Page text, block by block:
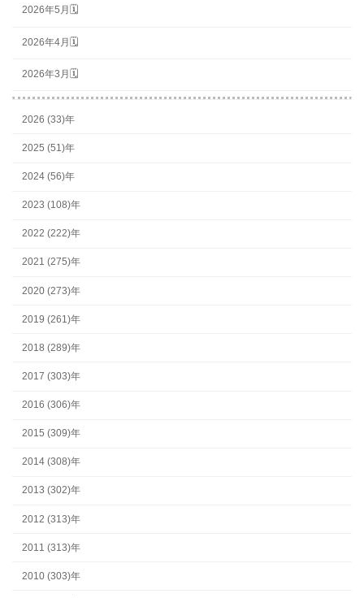
2026年5月🗓
2026年4月🗓
2026年3月🗓
2026 (33)年
2025 (51)年
2024 (56)年
2023 (108)年
2022 (222)年
2021 (275)年
2020 (273)年
2019 (261)年
2018 (289)年
2017 (303)年
2016 (306)年
2015 (309)年
2014 (308)年
2013 (302)年
2012 (313)年
2011 (313)年
2010 (303)年